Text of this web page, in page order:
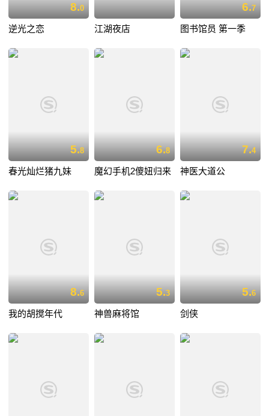
8.0
逆光之恋 江湖夜店
6.7
图书馆员 第一季
5.8
春光灿烂猪九妹
6.8
魔幻手机2傻妞归来
7.4
神医大道公
8.6
我的胡搅年代
5.3
神兽麻将馆
5.6
剑侠